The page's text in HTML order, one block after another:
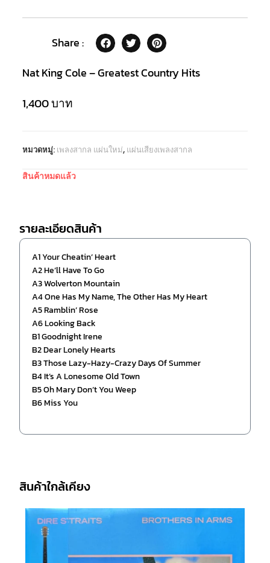
Share :
Nat King Cole – Greatest Country Hits
1,400บาท
หมวดหมู่: เพลงสากล แผ่นใหม่, แผ่นเสียงเพลงสากล
สินค้าหมดแล้ว
รายละเอียดสินค้า
A1 Your Cheatin’ Heart
A2 He’ll Have To Go
A3 Wolverton Mountain
A4 One Has My Name, The Other Has My Heart
A5 Ramblin’ Rose
A6 Looking Back
B1 Goodnight Irene
B2 Dear Lonely Hearts
B3 Those Lazy-Hazy-Crazy Days Of Summer
B4 It’s A Lonesome Old Town
B5 Oh Mary Don’t You Weep
B6 Miss You
สินค้าใกล้เคียง